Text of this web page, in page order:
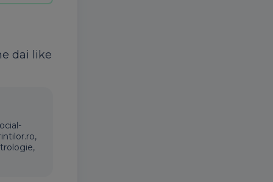
dai like